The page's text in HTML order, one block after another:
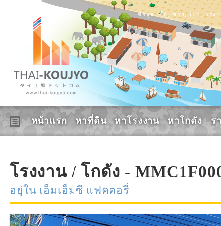
ข้อมูล, ซื้อ, ขาย, เช่า, โรง
หน้าแรก หาที่ดิน หาโรงงาน หาโกดัง ร
โรงงาน / โกดัง -
อยู่ใน เอ็มเอ็มซี แฟคตอรี่